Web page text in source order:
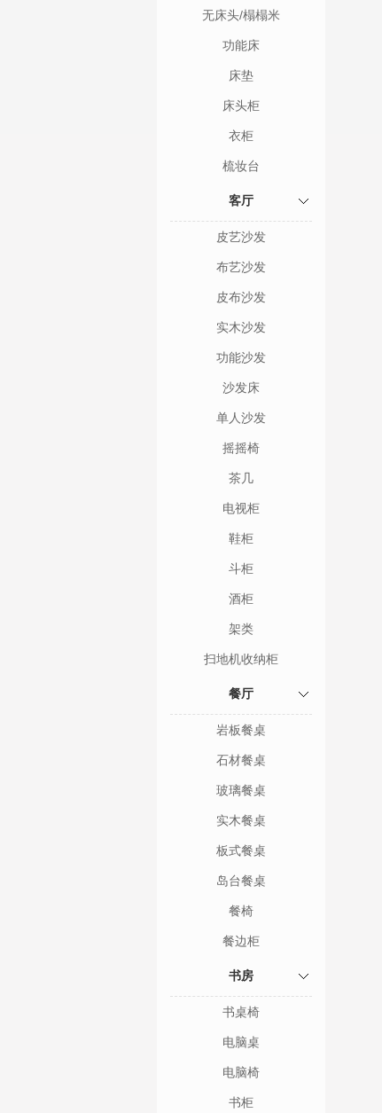
无床头/榻榻米
功能床
床垫
床头柜
衣柜
梳妆台
客厅
皮艺沙发
布艺沙发
皮布沙发
实木沙发
功能沙发
沙发床
单人沙发
摇摇椅
茶几
电视柜
鞋柜
斗柜
酒柜
架类
扫地机收纳柜
餐厅
岩板餐桌
石材餐桌
玻璃餐桌
实木餐桌
板式餐桌
岛台餐桌
餐椅
餐边柜
书房
书桌椅
电脑桌
电脑椅
书柜